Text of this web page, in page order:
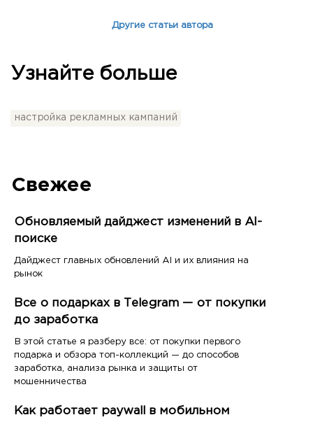
Другие статьи автора
Узнайте больше
настройка рекламных кампаний
Свежее
Обновляемый дайджест изменений в AI-
поиске
Дайджест главных обновлений AI и их влияния на
рынок
Все о подарках в Telegram — от покупки
до заработка
В этой статье я разберу все: от покупки первого
подарка и обзора топ-коллекций — до способов
заработка, анализа рынка и защиты от
мошенничества
Как работает paywall в мобильном